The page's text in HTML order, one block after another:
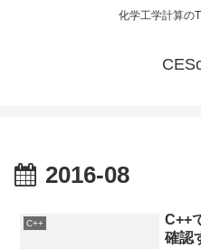
化学工学計算の
2016-08
C++
C++
確認